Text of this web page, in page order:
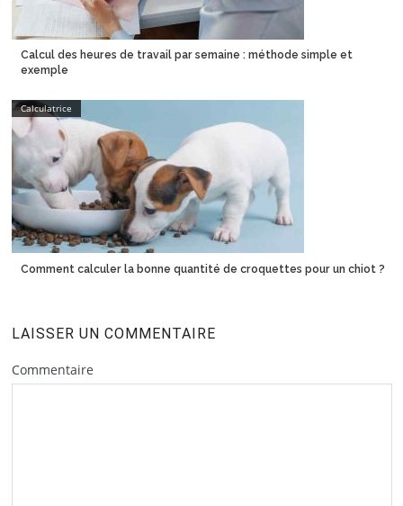
Calcul des heures de travail par semaine : méthode simple et
exemple
Calculatrice
Comment calculer la bonne quantité de croquettes pour un chiot ?
LAISSER UN COMMENTAIRE
Commentaire